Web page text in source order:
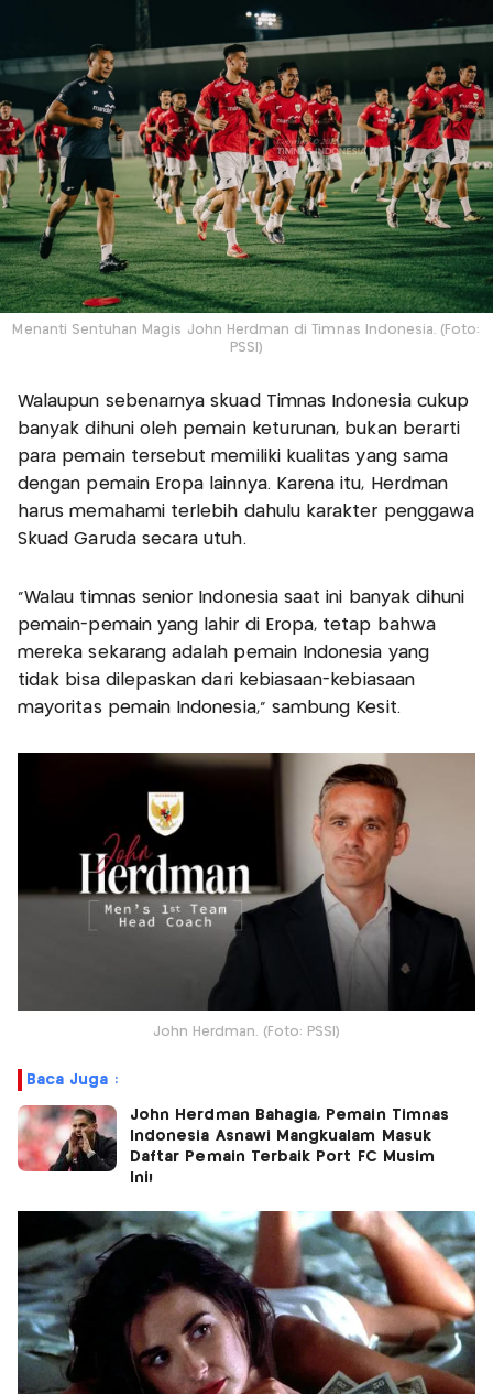
Menanti Sentuhan Magis John Herdman di Timnas Indonesia. (Foto:
PSSI)
Walaupun sebenarnya skuad Timnas Indonesia cukup
banyak dihuni oleh pemain keturunan, bukan berarti
para pemain tersebut memiliki kualitas yang sama
dengan pemain Eropa lainnya. Karena itu, Herdman
harus memahami terlebih dahulu karakter penggawa
Skuad Garuda secara utuh.
“Walau timnas senior Indonesia saat ini banyak dihuni
pemain-pemain yang lahir di Eropa, tetap bahwa
mereka sekarang adalah pemain Indonesia yang
tidak bisa dilepaskan dari kebiasaan-kebiasaan
mayoritas pemain Indonesia,” sambung Kesit.
John Herdman. (Foto: PSSI)
Baca Juga :
John Herdman Bahagia, Pemain Timnas
Indonesia Asnawi Mangkualam Masuk
Daftar Pemain Terbaik Port FC Musim
Ini!